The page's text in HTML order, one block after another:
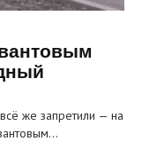
же запретили — на